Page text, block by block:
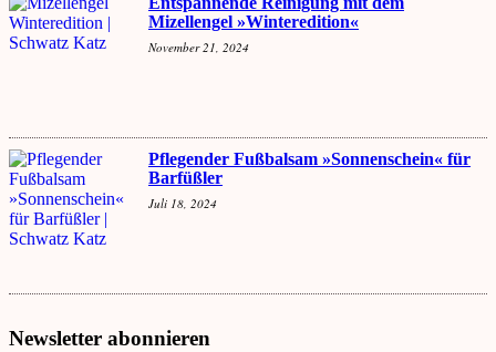
Mizellengel »Winteredition«
November 21, 2024
Pflegender Fußbalsam »Sonnenschein« für
Barfüßler
Juli 18, 2024
Newsletter abonnieren